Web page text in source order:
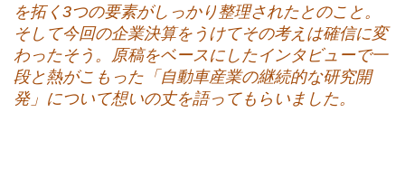
を拓く3つの要素がしっかり整理されたとのこと。
そして今回の企業決算をうけてその考えは確信に変
わったそう。原稿をベースにしたインタビューで一
段と熱がこもった「自動車産業の継続的な研究開
発」について想いの丈を語ってもらいました。